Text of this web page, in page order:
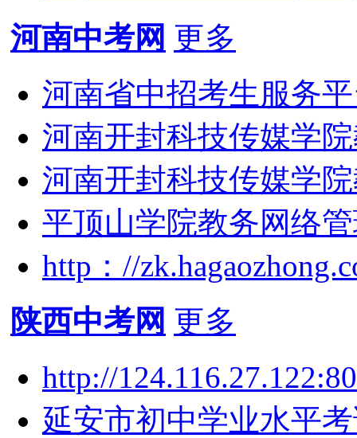
河南中考网 更多
河南省中招考生服务平
河南开封科技传媒学
河南开封科技传媒学
平顶山学院教务网络
http：//
陕西中考网 更多
http://
延安市初中学业水平